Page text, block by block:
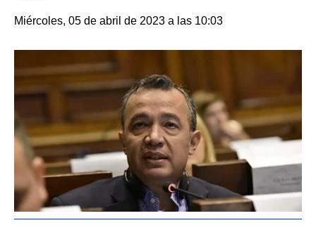
Miércoles, 05 de abril de 2023 a las 10:03